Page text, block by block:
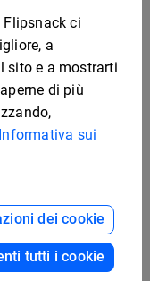
ci
a
sito e a mostrarti
di più
Informativa sui
dei cookie
tutti i cookie